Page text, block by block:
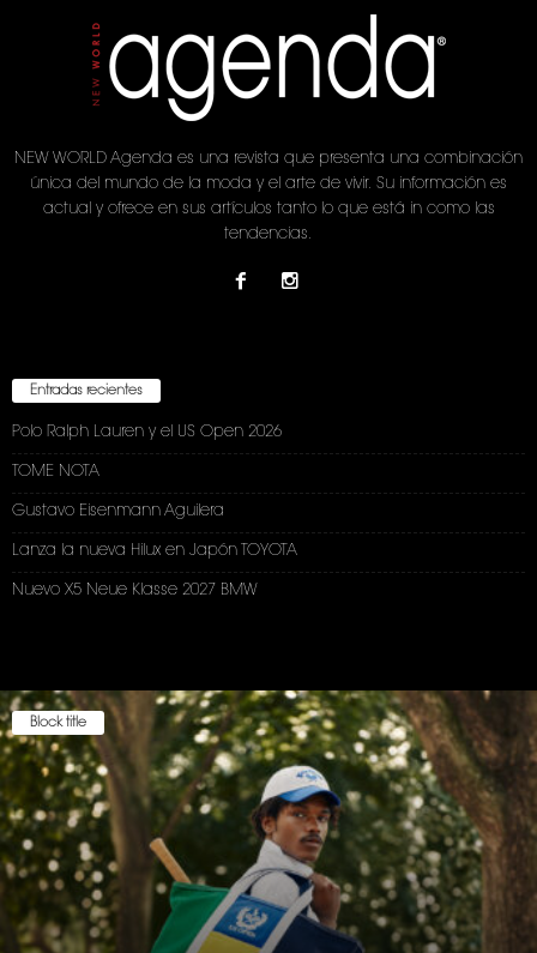
NEW WORLD Agenda es una revista que presenta una combinación
única del mundo de la moda y el arte de vivir. Su información es
actual y ofrece en sus artículos tanto lo que está in como las
tendencias.
Entradas recientes
Polo Ralph Lauren y el US Open 2026
TOME NOTA
Gustavo Eisenmann Aguilera
Lanza la nueva Hilux en Japón TOYOTA
Nuevo X5 Neue Klasse 2027 BMW
Block title